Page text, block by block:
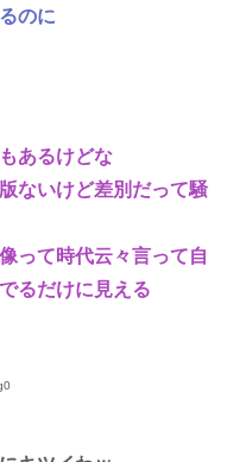
のに
あるけどな
ないけど差別だって騒
って時代云々言って自
るだけに見える